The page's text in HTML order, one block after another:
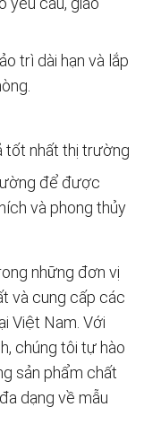
trì dài hạn và lắp
tốt nhất thị trường
để được
và phong thủy
những đơn vị
và cung cấp các
Việt Nam. Với
chúng tôi tự hào
sản phẩm chất
dạng về mẫu